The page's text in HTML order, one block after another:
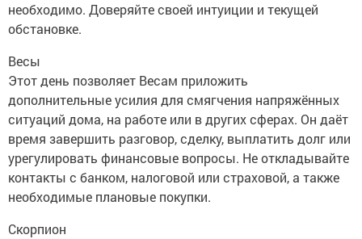
необходимо. Доверяйте своей интуиции и текущей
обстановке.
Весы
Этот день позволяет Весам приложить
дополнительные усилия для смягчения напряжённых
ситуаций дома, на работе или в других сферах. Он даёт
время завершить разговор, сделку, выплатить долг или
урегулировать финансовые вопросы. Не откладывайте
контакты с банком, налоговой или страховой, а также
необходимые плановые покупки.
Скорпион